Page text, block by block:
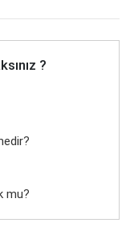
?
mu?